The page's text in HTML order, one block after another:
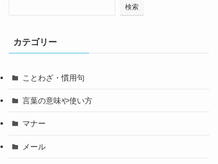
検索
カテゴリー
ことわざ・慣用句
言葉の意味や使い方
マナー
メール